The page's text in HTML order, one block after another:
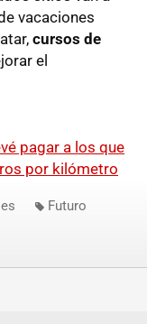
vacaciones
cursos de
el
pagar a los que
por kilómetro
Futuro